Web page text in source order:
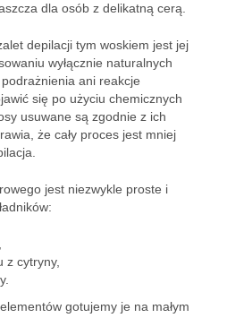
dla osób z delikatną cerą.
depilacji tym woskiem jest jej
wyłącznie naturalnych
ani reakcje
się po użyciu chemicznych
usuwane są zgodnie z ich
że cały proces jest mniej
jest niezwykle proste i
z cytryny,
gotujemy je na małym